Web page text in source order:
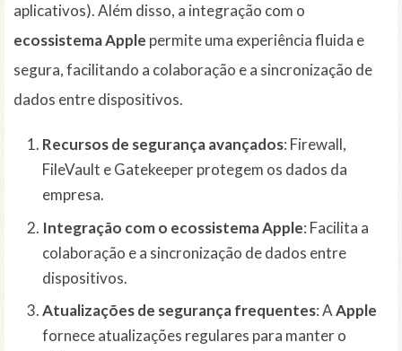
aplicativos). Além disso, a integração com o
ecossistema Apple permite uma experiência fluida e
segura, facilitando a colaboração e a sincronização de
dados entre dispositivos.
Recursos de segurança avançados: Firewall,
FileVault e Gatekeeper protegem os dados da
empresa.
Integração com o ecossistema Apple: Facilita a
colaboração e a sincronização de dados entre
dispositivos.
Atualizações de segurança frequentes: AApple
fornece atualizações regulares para manter o